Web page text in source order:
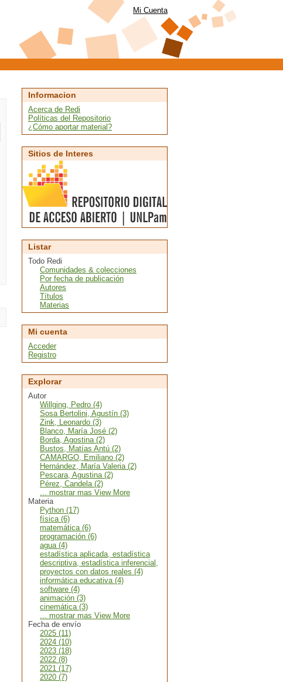
Mi Cuenta
Informacion
Acerca de Redi
Políticas del Repositorio
¿Cómo aportar material?
Sitios de Interes
Listar
Todo Redi
Comunidades & colecciones
Por fecha de publicación
Autores
Títulos
Materias
Mi cuenta
Acceder
Registro
Explorar
Autor
Willging, Pedro (4)
Sosa Bertolini, Agustín (3)
Zink, Leonardo (3)
Blanco, María José (2)
Borda, Agostina (2)
Bustos, Matías Antú (2)
CAMARGO, Emiliano (2)
Hernández, María Valeria (2)
Pescara, Agustina (2)
Pérez, Candela (2)
... mostrar mas View More
Materia
Python (17)
física (6)
matemática (6)
programación (6)
agua (4)
estadística aplicada, estadística
descriptiva, estadística inferencial,
proyectos con datos reales (4)
informática educativa (4)
software (4)
animación (3)
cinemática (3)
... mostrar mas View More
Fecha de envío
2025 (11)
2024 (10)
2023 (18)
2022 (8)
2021 (17)
2020 (7)